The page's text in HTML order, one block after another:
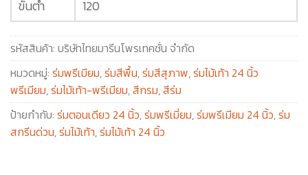
ขั้นต่ำ
120
รหัสสินค้า: บริษัทไทยมารีนโพรเทคชั่น จำกัด
หมวดหมู่: ร่มพรีเมียม,ร่มสีพื้น,ร่มสีสุภาพ,ร่มไม้เท้า 24 นิ้ว
พรีเมียม,ร่มไม้เท้า-พรีเมียม,สีกรม,สีร่ม
ป้ายกำกับ: ร่มตอนเดียว 24 นิ้ว,ร่มพรีเมี่ยม,ร่มพรีเมียม 24 นิ้ว,ร่ม
สกรีนด่วน,ร่มไม้เท้า,ร่มไม้เท้า 24 นิ้ว